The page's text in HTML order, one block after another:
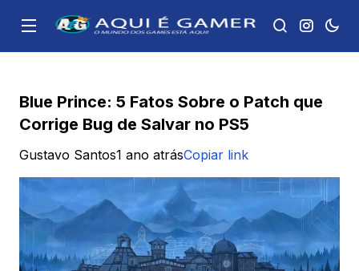
Blue Prince: 5 Fatos Sobre o Patch que
Corrige Bug de Salvar no PS5
Gustavo Santos1 ano atrásCopiar link